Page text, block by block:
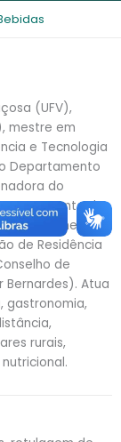
(UFV),
mestre em
e Tecnologia
Departamento
do
da
Alimentar
de Residência
de
Bernardes). Atua
gastronomia,
rurais,